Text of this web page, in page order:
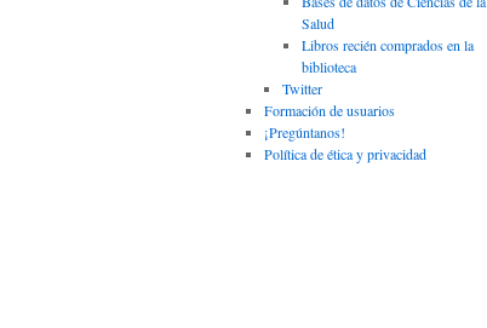
Salud
Libros recién comprados en la
biblioteca
Twitter
Formación de usuarios
¡Pregúntanos!
Política de ética y privacidad